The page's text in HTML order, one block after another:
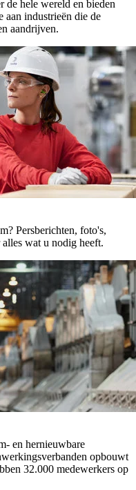
de hele wereld en bieden
aan industrieën die de
aandrijven.
Persberichten, foto's,
wat u nodig heeft.
en hernieuwbare
opbouwt
32.000 medewerkers op